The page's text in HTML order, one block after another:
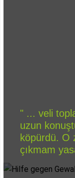
" ... veli
uzun
köpürdü. O
çıkmam